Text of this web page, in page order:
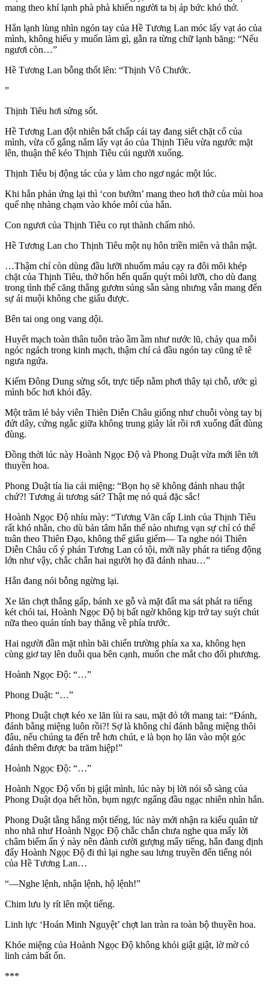
mang theo khí lạnh phà phà khiến người ta bị áp bức khó thở.
Hắn lạnh lùng nhìn ngón tay của Hề Tương Lan móc lấy vạt áo của
mình, không hiểu y muốn làm gì, gằn ra từng chữ lạnh băng: “Nếu
ngươi còn…”
Hề Tương Lan bỗng thốt lên: “Thịnh Vô Chước.
”
Thịnh Tiêu hơi sửng sốt.
Hề Tương Lan đột nhiên bất chấp cái tay đang siết chặt cổ của
mình, vừa cố gắng nắm lấy vạt áo của Thịnh Tiêu vừa ngước mặt
lên, thuận thế kéo Thịnh Tiêu cúi người xuống.
Thịnh Tiêu bị động tác của y làm cho ngơ ngác một lúc.
Khi hắn phản ứng lại thì ‘con bướm’ mang theo hơi thở của mùi hoa
quế nhẹ nhàng chạm vào khóe môi của hắn.
Con ngươi của Thịnh Tiêu co rụt thành chấm nhỏ.
Hề Tương Lan cho Thịnh Tiêu một nụ hôn triền miên và thân mật.
…Thậm chí còn dùng đầu lưỡi nhuốm máu cạy ra đôi môi khép
chặt của Thịnh Tiêu, thở hổn hển quấn quýt môi lưỡi, cho dù đang
trong tình thế căng thẳng gươm súng sẵn sàng nhưng vẫn mang đến
sự ái muội không che giấu được.
Bên tai ong ong vang dội.
Huyết mạch toàn thân tuôn trào ầm ầm như nước lũ, chảy qua mỗi
ngóc ngách trong kinh mạch, thậm chí cả đầu ngón tay cũng tê tê
ngưa ngứa.
Kiếm Đông Dung sửng sốt, trực tiếp nằm phơi thây tại chỗ, ước gì
mình bốc hơi khỏi đây.
Một trăm lẻ bảy viên Thiên Diễn Châu giống như chuỗi vòng tay bị
đứt dây, cứng ngắc giữa không trung giây lát rồi rơi xuống đất đùng
đùng.
Đồng thời lúc này Hoành Ngọc Độ và Phong Duật vừa mới lên tới
thuyền hoa.
Phong Duật tía lia cái miệng: “Bọn họ sẽ không đánh nhau thật
chứ?! Tương ái tương sát? Thật mẹ nó quá đặc sắc!
Hoành Ngọc Độ nhíu mày: “Tương Văn cấp Linh của Thịnh Tiêu
rất khó nhằn, cho dù bản tâm hắn thế nào nhưng vạn sự chỉ có thể
tuân theo Thiên Đạo, không thể giấu giếm— Ta nghe nói Thiên
Diễn Châu cố ý phán Tương Lan có tội, mới nãy phát ra tiếng động
lớn như vậy, chắc chắn hai người họ đã đánh nhau…”
Hắn đang nói bỗng ngừng lại.
Xe lăn chợt thắng gấp, bánh xe gỗ và mặt đất ma sát phát ra tiếng
két chói tai, Hoành Ngọc Độ bị bất ngờ không kịp trở tay suýt chút
nữa theo quán tính bay thẳng về phía trước.
Hai người đần mặt nhìn bãi chiến trường phía xa xa, không hẹn
cùng giơ tay lên duỗi qua bên cạnh, muốn che mắt cho đối phương.
Hoành Ngọc Độ: “…”
Phong Duật: “…”
Phong Duật chợt kéo xe lăn lùi ra sau, mặt đỏ tới mang tai: “Đánh,
đánh bằng miệng luôn rồi?! Sợ là không chỉ đánh bằng miệng thôi
đâu, nếu chúng ta đến trễ hơn chút, e là bọn họ lăn vào một góc
đánh thêm được ba trăm hiệp!”
Hoành Ngọc Độ: “…”
Hoành Ngọc Độ vốn bị giật mình, lúc này bị lời nói sỗ sàng của
Phong Duật dọa hết hồn, bụm ngực ngẩng đầu ngạc nhiên nhìn hắn.
Phong Duật tằng hắng một tiếng, lúc này mới nhận ra kiểu quân tử
nho nhã như Hoành Ngọc Độ chắc chắn chưa nghe qua mấy lời
châm biếm ẩn ý này nên đành cười gượng mấy tiếng, hắn đang định
đẩy Hoành Ngọc Độ đi thì lại nghe sau lưng truyền đến tiếng nói
của Hề Tương Lan…
“—Nghe lệnh, nhận lệnh, hộ lệnh!”
Chim lưu ly rít lên một tiếng.
Linh lực ‘Hoán Minh Nguyệt’ chợt lan tràn ra toàn bộ thuyền hoa.
Khóe miệng của Hoành Ngọc Độ không khỏi giật giật, lờ mờ có
linh cảm bất ổn.
***